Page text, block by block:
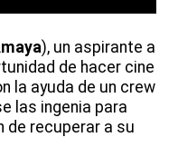
), un aspirante a
de hacer cine
la ayuda de un crew
las ingenia para
de recuperar a su